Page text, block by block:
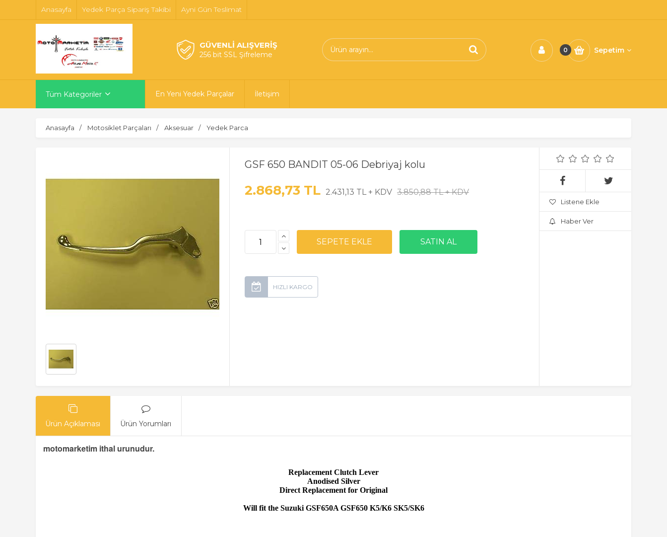
Anasayfa Yedek Parça Sipariş Takibi Ayni Gün Teslimat
GÜVENLİ ALIŞVERİŞ
256 bit SSL Şifreleme
0 Sepetim
Tüm Kategoriler En Yeni Yedek Parçalar İletişim
Anasayfa Motosiklet Parçaları Aksesuar Yedek Parca
GSF 650 BANDIT 05-06 Debriyaj kolu
2.868,73 TL 2.431,13 TL + KDV 3.850,88 TL + KDV
Listene Ekle
Haber Ver
Ürün Açıklaması Ürün Yorumları
motomarketim ithal urunudur.
Replacement Clutch Lever
Anodised Silver
Direct Replacement for Original
Will fit the Suzuki GSF650A GSF650 K5/K6 SK5/SK6